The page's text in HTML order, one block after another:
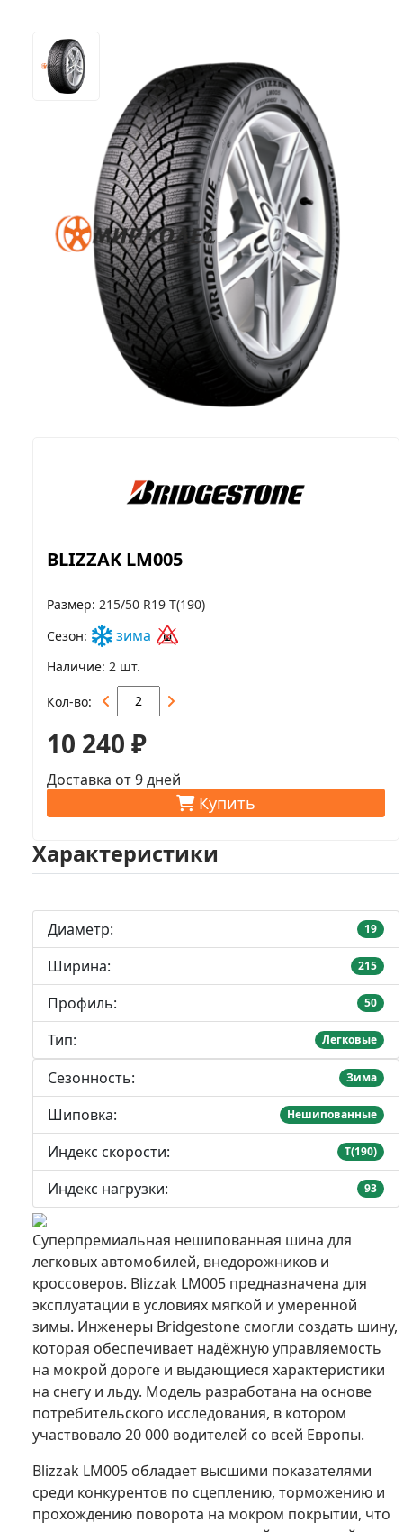
BLIZZAK LM005
Размер 215/50 R19 T(190)
Сезон
зима
Наличие 2 шт.
Кол-во
10 240 ₽
Доставка от 9 дней
Купить
Характеристики
Диаметр: 19
Ширина: 215
Профиль: 50
Тип: Легковые
Сезонность: Зима
Шиповка: Нешипованные
Индекс скорости: T(190)
Индекс нагрузки: 93
Суперпремиальная нешипованная шина для
легковых автомобилей, внедорожников и
кроссоверов. Blizzak LM005 предназначена для
эксплуатации в условиях мягкой и умеренной
зимы. Инженеры Bridgestone смогли создать шину,
которая обеспечивает надёжную управляемость
на мокрой дороге и выдающиеся характеристики
на снегу и льду. Модель разработана на основе
потребительского исследования, в котором
участвовало 20 000 водителей со всей Европы.
Blizzak LM005 обладает высшими показателями
среди конкурентов по сцеплению, торможению и
прохождению поворота на мокром покрытии, что